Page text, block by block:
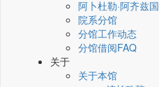
阿卜杜勒·阿齐兹
院系分馆
分馆工作动态
分馆借阅FAQ
关于
关于本馆